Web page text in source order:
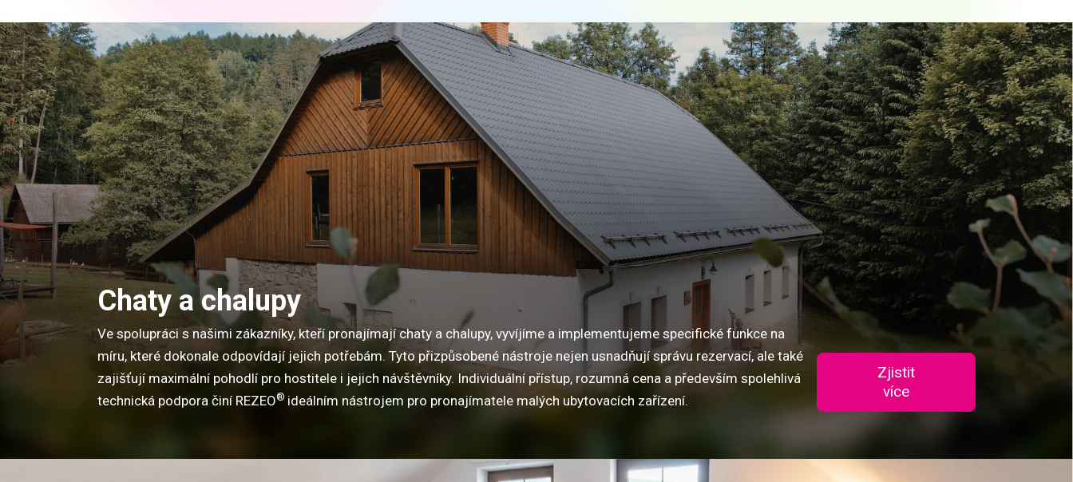
Chaty a chalupy
Ve spolupráci s našimi zákazníky, kteří pronajímají chaty a chalupy, vyvíjíme a implementujeme specifické funkce na
míru, které dokonale odpovídají jejich potřebám. Tyto přizpůsobené nástroje nejen usnadňují správu rezervací, ale také
zajišťují maximální pohodlí pro hostitele i jejich návštěvníky. Individuální přístup, rozumná cena a především spolehlivá
technická podpora činí REZEO® ideálním nástrojem pro pronajímatele malých ubytovacích zařízení.
Zjistit
více